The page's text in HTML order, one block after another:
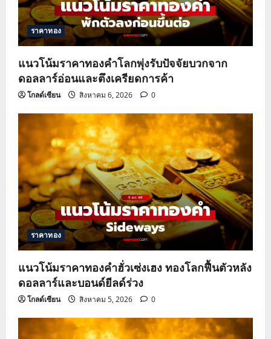
t
i
o
n
ราคาทอง
แนวโน้มราคาทองคำโลกพุ่งรับปัจจัยบวกจาก
ดอลลาร์อ่อนและตึงเครียดการค้า
โกลด์เซียน สิงหาคม 6, 2026 0
ราคาทอง
แนวโน้มราคาทองคำฮั่วเซ่งเฮง ทองโลกฟื้นตัวหลัง
ดอลลาร์และบอนด์ยีลด์ร่วง
โกลด์เซียน สิงหาคม 5, 2026 0